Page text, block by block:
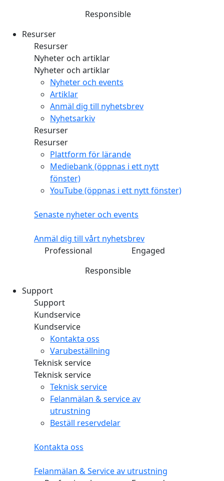
Responsible
Resurser
Resurser
Nyheter och artiklar
Nyheter och artiklar
Nyheter och events
Artiklar
Anmäl dig till nyhetsbrev
Nyhetsarkiv
Resurser
Resurser
Plattform för lärande
Mediebank(öppnas i ett nytt
fönster)
YouTube(öppnas i ett nytt fönster)
Senaste nyheter och events
Anmäl dig till vårt nyhetsbrev
Professional
Engaged
Responsible
Support
Support
Kundservice
Kundservice
Kontakta oss
Varubeställning
Teknisk service
Teknisk service
Teknisk service
Felanmälan & service av
utrustning
Beställ reservdelar
Kontakta oss
Felanmälan & Service av utrustning